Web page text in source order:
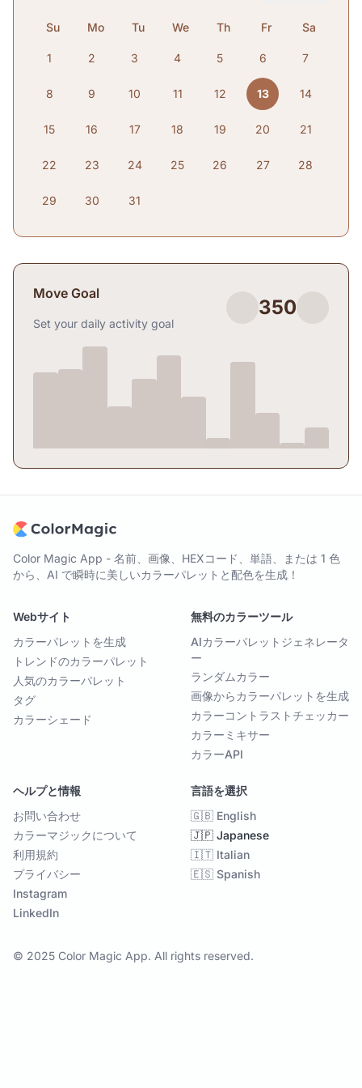
Su Mo Tu We Th Fr Sa
1 2 3 4 5 6 7
8 9 10 11 12 13 14
15 16 17 18 19 20 21
22 23 24 25 26 27 28
29 30 31
Move Goal
Set your daily activity goal
350
Color Magic App - 名前、画像、HEXコード、単語、または 1 色
から、AI で瞬時に美しいカラーパレットと配色を生成！
Webサイト
カラーパレットを生成
トレンドのカラーパレット
人気のカラーパレット
タグ
カラーシェード
無料のカラーツール
AIカラーパレットジェネレータ
ー
ランダムカラー
画像からカラーパレットを生成
カラーコントラストチェッカー
カラーミキサー
カラーAPI
ヘルプと情報
お問い合わせ
カラーマジックについて
利用規約
プライバシー
Instagram
LinkedIn
言語を選択
🇬🇧 English
🇯🇵 Japanese
🇮🇹 Italian
🇪🇸 Spanish
© 2025 Color Magic App. All rights reserved.